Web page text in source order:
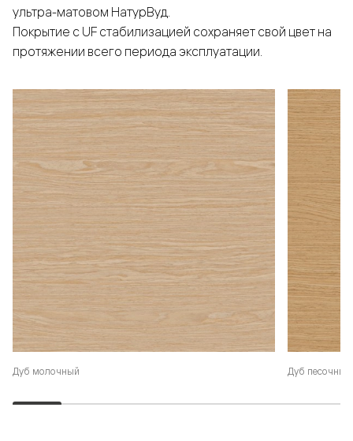
Дуб молочный Дуб песочный
ультра-матовом НатурВуд.
Покрытие с UF стабилизацией сохраняет свой цвет на
протяжении всего периода эксплуатации.